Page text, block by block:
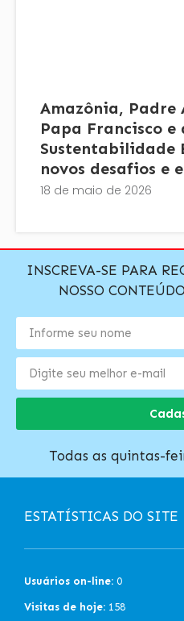
Amazônia,
Papa Francisco e
Sustentabilidade
novos desafios e
18 de maio de 2026
INSCREVA-SE PARA
NOSSO
Todas as quintas-
ESTATÍSTICAS DO SITE
Usuários on-line: 0
Visitas de hoje: 158